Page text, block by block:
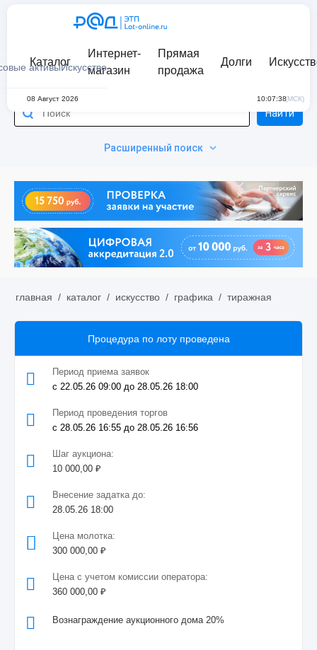
активыИскусство
Каталог
Интернет-
магазин
Прямая
продажа
Долги
08 Август 2026 10:07:38(МСК)
Расширенный поиск
Найти
главная / каталог / искусство / графика / тиражная
Процедура по лоту проведена
Период приема заявок
с 22.05.26 09:00 до 28.05.26 18:00
Период проведения торгов
с 28.05.26 16:55 до 28.05.26 16:56
Шаг аукциона:
10 000,00 ₽
Внесение задатка до:
28.05.26 18:00
Цена молотка:
300 000,00 ₽
Цена с учетом комиссии оператора:
360 000,00 ₽
Вознаграждение аукционного дома 20%